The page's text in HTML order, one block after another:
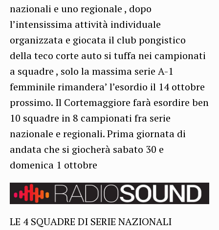
nazionali e uno regionale , dopo
l’intensissima attività individuale
organizzata e giocata il club pongistico
della teco corte auto si tuffa nei campionati
a squadre , solo la massima serie A-1
femminile rimandera’ l’esordio il 14 ottobre
prossimo. Il Cortemaggiore farà esordire ben
10 squadre in 8 campionati fra serie
nazionale e regionali. Prima giornata di
andata che si giocherà sabato 30 e
domenica 1 ottobre
LE 4 SQUADRE DI SERIE NAZIONALI